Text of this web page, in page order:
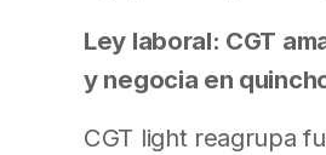
Ley laboral: CGT
y negocia en
CGT light reagrupa